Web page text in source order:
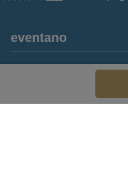
eventano